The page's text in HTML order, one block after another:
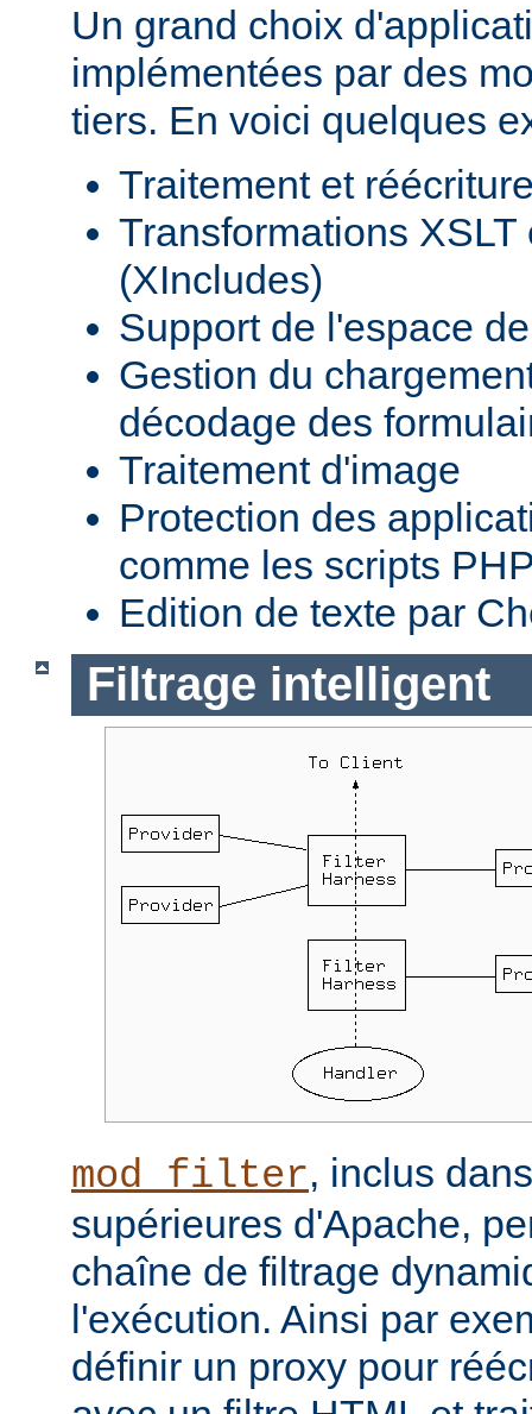
Un grand choix
implémentées par des
tiers. En voici quelques
Traitement et
Transformations
(XIncludes)
Support de l'espace
Gestion du
décodage des
Traitement d'image
Protection des
comme les scripts
Edition de texte par
Filtrage intelligent
mod_filter, inclus
supérieures d'Apache,
chaîne de filtrage
l'exécution. Ainsi par
définir un proxy pour